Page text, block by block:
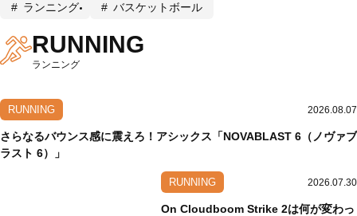
ランニング
バスケットボール
RUNNING
ランニング
RUNNING 2026.08.07
さらなるバウンス感に震えろ！アシックス「NOVABLAST 6（ノヴァブ
ラスト 6）」
RUNNING 2026.07.30
On Cloudboom Strike 2は何が変わっ